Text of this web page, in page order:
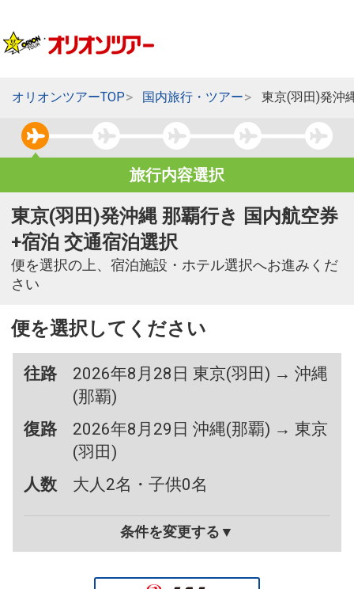
オリオンツアーTOP 国内旅行・ツアー 東京(羽田)発沖
旅行内容選択
東京(羽田)発沖縄 那覇行き 国内航空券
+宿泊 交通宿泊選択
便を選択の上、宿泊施設・ホテル選択へお進みくだ
さい
便を選択してください
往路
2026年8月28日 東京(羽田) → 沖縄
(那覇)
復路
2026年8月29日 沖縄(那覇) → 東京
(羽田)
人数
大人2名・子供0名
条件を変更する▼